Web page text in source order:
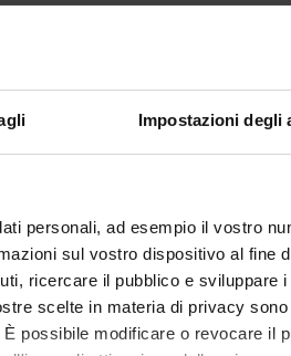
Impostazioni degli
personali, ad esempio il vostro
sul vostro dispositivo al fine
ricercare il pubblico e sviluppare
scelte in materia di privacy
possibile modificare o revocare il